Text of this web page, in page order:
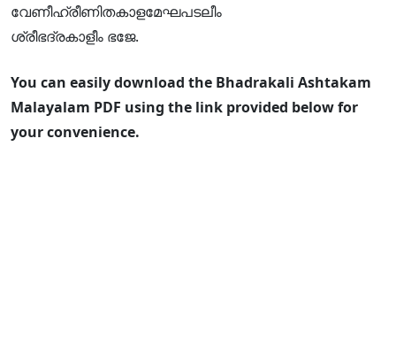
വേണീഹ്രീണിതകാളമേഘപടലീം
ശ്രീഭദ്രകാളീം ഭജേ.
You can easily download the Bhadrakali Ashtakam
Malayalam PDF using the link provided below for
your convenience.